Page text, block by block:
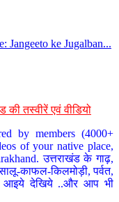
Jangeeto ke Jugalban...
तस्वीरें एवं वीडियो
by members (4000+
of your native place,
उत्तराखंड के गाढ़,
काफल-किलमोड़ी, पर्वत,
आइये देखिये ..और आप भी